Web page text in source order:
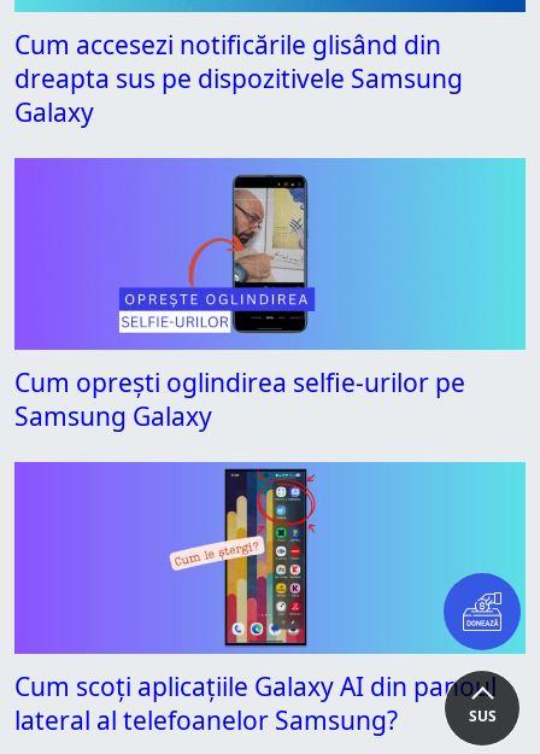
SUS
Cum accesezi notificările glisând din
dreapta sus pe dispozitivele Samsung
Galaxy
Cum oprești oglindirea selfie-urilor pe
Samsung Galaxy
Cum scoți aplicațiile Galaxy AI din panoul
lateral al telefoanelor Samsung?